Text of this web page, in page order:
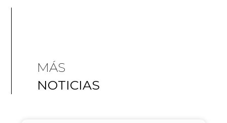
MÁS
NOTICIAS